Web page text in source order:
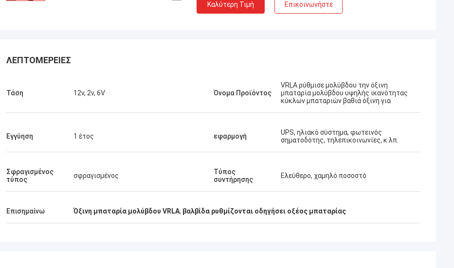
προϊόντα γ-τεχνολογία, η ποιότητα είναι
υπηρεσία, το εκτιμώ!
Καλύτερη Τιμή Επικοινωνήστε
ΛΕΠΤΟΜΈΡΕΙΕΣ
Τάση 12v, 2v, 6V Όνομα Προϊόντος
VRLA ρύθμισε μολύβδου την όξινη
μπαταρία μολύβδου υψηλής ικανότητας
κύκλων μπαταριών βαθιά όξινη για
Εγγύηση 1 έτος εφαρμογή
UPS, ηλιακό σύστημα, φωτεινός
σηματοδότης, τηλεπικοινωνίες, κ.λπ.
Σφραγισμένος
τύπος
σφραγισμένος
Τύπος
συντήρησης
Ελεύθερο, χαμηλό ποσοστό
Επισημαίνω Όξινη μπαταρία μολύβδου VRLA, βαλβίδα ρυθμίζονται οδηγήσει οξέος μπαταρίας